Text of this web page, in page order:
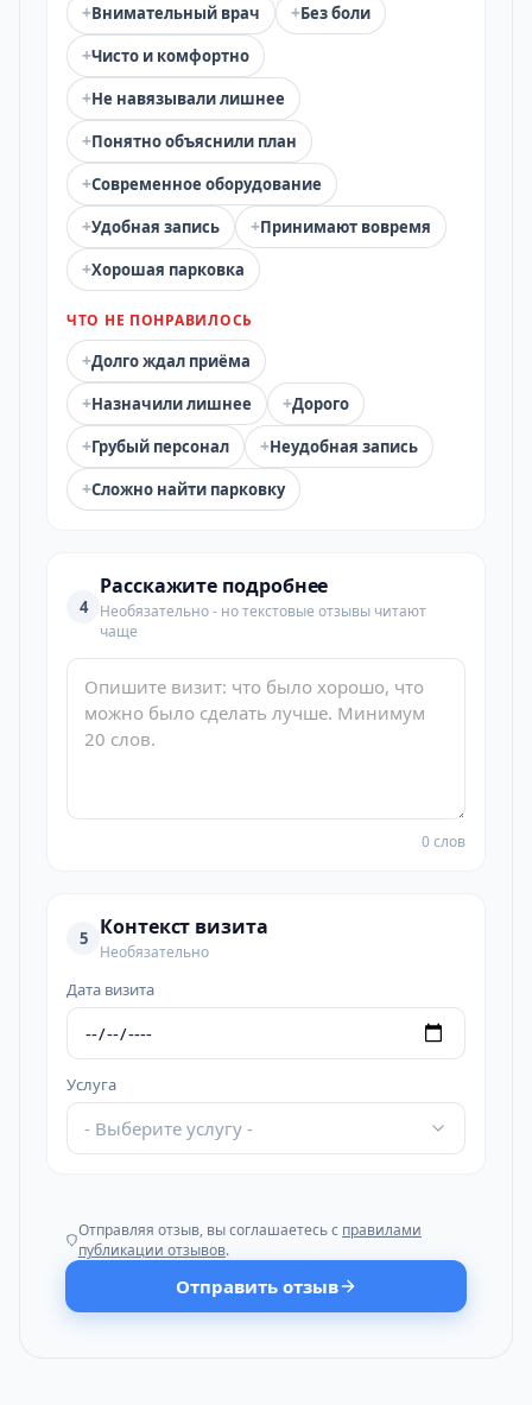
+Внимательный врач +Без боли
+Чисто и комфортно
+Не навязывали лишнее
+Понятно объяснили план
+Современное оборудование
+Удобная запись +Принимают вовремя
+Хорошая парковка
ЧТО НЕ ПОНРАВИЛОСЬ
+Долго ждал приёма
+Назначили лишнее +Дорого
+Грубый персонал +Неудобная запись
+Сложно найти парковку
4
Расскажите подробнее
Необязательно - но текстовые отзывы читают
чаще
0 слов
5 Контекст визита
Необязательно
Дата визита
Услуга
- Выберите услугу -
Отправляя отзыв, вы соглашаетесь с правилами
публикации отзывов.
Отправить отзыв